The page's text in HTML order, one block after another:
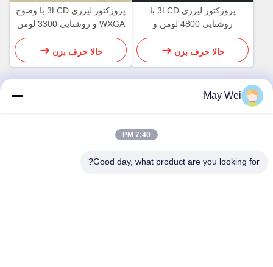
پروژکتور لیزری 3LCD با
روشنایی 4800 لومن و
رزولوشن WUXGA برای
آموزش، تجارت و خانه​
حالا حرف بزن
پروژکتور لیزری 3LCD با وضوح
WXGA و روشنایی 3300 لومن
برای تجارت و آموزش
حالا حرف بزن
611، بلوک A، مرکز نوآوری Zhihui، خیابان Xixiang، Baoan
May Wei
7:40 PM
Good day, what product are you looking for?